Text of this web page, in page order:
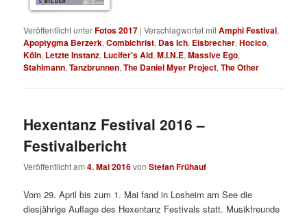
5 BILDER
Veröffentlicht unterFotos 2017 |Verschlagwortet mitAmphi Festival,
Apoptygma Berzerk,Combichrist, Das Ich, Eisbrecher,Hocico,
Köln, Letzte Instanz, Lucifer's Aid,M.I.N.E,Massive Ego,
Stahlmann,Tanzbrunnen,The Daniel Myer Project,The Other
Hexentanz Festival 2016 –
Festivalbericht
Veröffentlicht am4. Mai 2016vonStefan Frühauf
Vom 29. April bis zum 1. Mai fand in Losheim am See die
diesjährige Auflage des Hexentanz Festivals statt. Musikfreunde